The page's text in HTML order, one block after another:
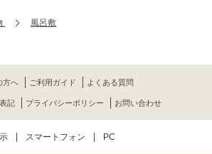
風呂敷
方へ ご利用ガイド よくある質問
記 プライバシーポリシー お問い合わせ
スマートフォン PC